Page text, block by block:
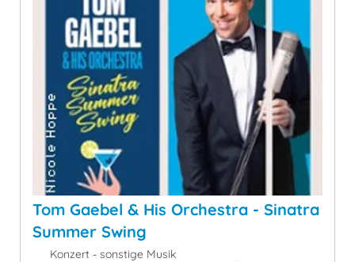
Tom Gaebel & His Orchestra - Sinatra
Summer Swing
Konzert - sonstige Musik